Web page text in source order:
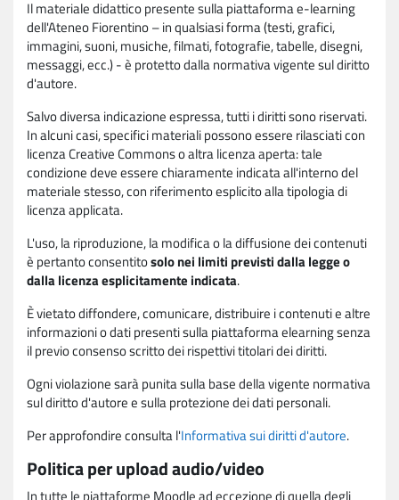
Il materiale didattico presente sulla piattaforma e-learning
dell'Ateneo Fiorentino – in qualsiasi forma (testi, grafici,
immagini, suoni, musiche, filmati, fotografie, tabelle, disegni,
messaggi, ecc.) - è protetto dalla normativa vigente sul diritto
d'autore.
Salvo diversa indicazione espressa, tutti i diritti sono riservati.
In alcuni casi, specifici materiali possono essere rilasciati con
licenza Creative Commons o altra licenza aperta: tale
condizione deve essere chiaramente indicata all'interno del
materiale stesso, con riferimento esplicito alla tipologia di
licenza applicata.
L'uso, la riproduzione, la modifica o la diffusione dei contenuti
è pertanto consentitosolo nei limiti previsti dalla legge o
dalla licenza esplicitamente indicata.
È vietato diffondere, comunicare, distribuire i contenuti e altre
informazioni o dati presenti sulla piattaforma elearning senza
il previo consenso scritto dei rispettivi titolari dei diritti.
Ogni violazione sarà punita sulla base della vigente normativa
sul diritto d'autore e sulla protezione dei dati personali.
Per approfondire consulta l'Informativa sui diritti d'autore.
Politica per upload audio/video
In tutte le piattaforme Moodle ad eccezione di quella degli